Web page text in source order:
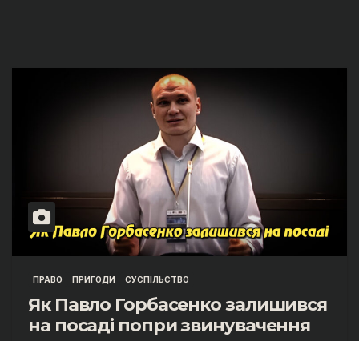
ПРАВО ПРИГОДИ СУСПІЛЬСТВО
Як Павло Горбасенко залишився
на посаді попри звинувачення